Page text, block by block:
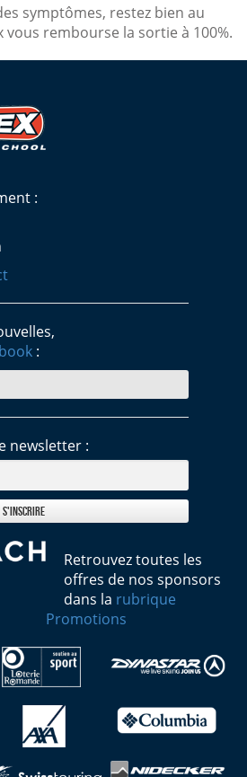
symptômes, restez bien au
vous rembourse la sortie à 100%.
:
:
newsletter :
Retrouvez toutes les
offres de nos sponsors
dans la rubrique
Promotions